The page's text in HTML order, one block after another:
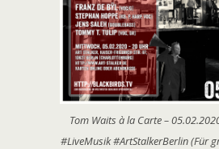
Tom Waits à la Carte –
#LiveMusik #ArtStalkerBerlin (Für